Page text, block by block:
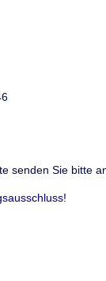
senden Sie bitte
!